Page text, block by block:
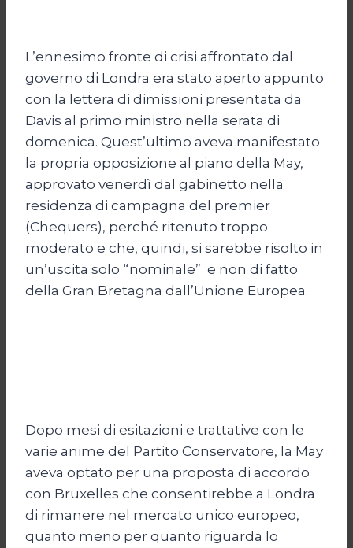
L’ennesimo fronte di crisi affrontato dal
governo di Londra era stato aperto appunto
con la lettera di dimissioni presentata da
Davis al primo ministro nella serata di
domenica. Quest’ultimo aveva manifestato
la propria opposizione al piano della May,
approvato venerdì dal gabinetto nella
residenza di campagna del premier
(Chequers), perché ritenuto troppo
moderato e che, quindi, si sarebbe risolto in
un’uscita solo “nominale” e non di fatto
della Gran Bretagna dall’Unione Europea.
Dopo mesi di esitazioni e trattative con le
varie anime del Partito Conservatore, la May
aveva optato per una proposta di accordo
con Bruxelles che consentirebbe a Londra
di rimanere nel mercato unico europeo,
quanto meno per quanto riguarda lo